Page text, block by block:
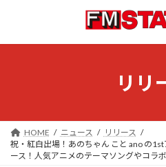
ン
ー
リリ
HOME ニュース
リリース
祝・紅白出場！あのちゃん こと ano の
ース！人気アニメのテーマソングやコラ